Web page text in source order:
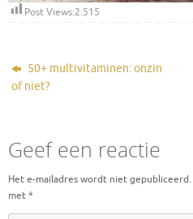
Post Views:2.515
50+ multivitaminen: onzin
of niet?
Geef een reactie
Het e-mailadres wordt niet gepubliceerd.
met*